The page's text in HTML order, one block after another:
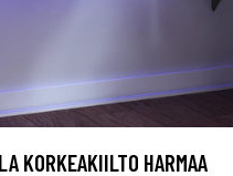
KORKEAKIILTO HARMAA